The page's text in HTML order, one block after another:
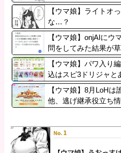
【ウマ娘】ライトオ
な…？
【ウマ娘】onjAIにウ
問をしてみた結果が
【ウマ娘】パワ入り
込はスピ3ドリジャと
は？
【ウマ娘】8月LoHは
他、逃げ継承役立ち